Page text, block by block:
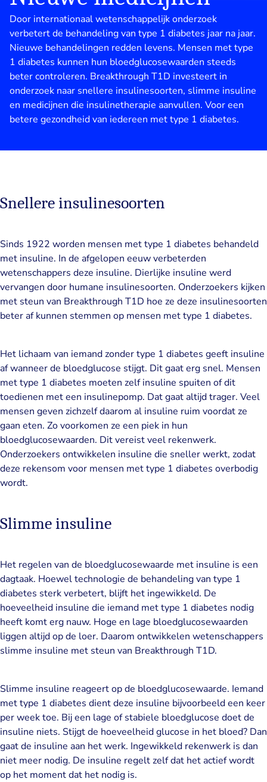
Door internationaal wetenschappelijk onderzoek
verbetert de behandeling van type 1 diabetes jaar na jaar.
Nieuwe behandelingen redden levens. Mensen met type
1 diabetes kunnen hun bloedglucosewaarden steeds
beter controleren. Breakthrough T1D investeert in
onderzoek naar snellere insulinesoorten, slimme insuline
en medicijnen die insulinetherapie aanvullen. Voor een
betere gezondheid van iedereen met type 1 diabetes.
Snellere insulinesoorten
Sinds 1922 worden mensen met type 1 diabetes behandeld
met insuline. In de afgelopen eeuw verbeterden
wetenschappers deze insuline. Dierlijke insuline werd
vervangen door humane insulinesoorten. Onderzoekers kijken
met steun van Breakthrough T1D hoe ze deze insulinesoorten
beter af kunnen stemmen op mensen met type 1 diabetes.
Het lichaam van iemand zonder type 1 diabetes geeft insuline
af wanneer de bloedglucose stijgt. Dit gaat erg snel. Mensen
met type 1 diabetes moeten zelf insuline spuiten of dit
toedienen met een insulinepomp. Dat gaat altijd trager. Veel
mensen geven zichzelf daarom al insuline ruim voordat ze
gaan eten. Zo voorkomen ze een piek in hun
bloedglucosewaarden. Dit vereist veel rekenwerk.
Onderzoekers ontwikkelen insuline die sneller werkt, zodat
deze rekensom voor mensen met type 1 diabetes overbodig
wordt.
Slimme insuline
Het regelen van de bloedglucosewaarde met insuline is een
dagtaak. Hoewel technologie de behandeling van type 1
diabetes sterk verbetert, blijft het ingewikkeld. De
hoeveelheid insuline die iemand met type 1 diabetes nodig
heeft komt erg nauw. Hoge en lage bloedglucosewaarden
liggen altijd op de loer. Daarom ontwikkelen wetenschappers
slimme insuline met steun van Breakthrough T1D.
Slimme insuline reageert op de bloedglucosewaarde. Iemand
met type 1 diabetes dient deze insuline bijvoorbeeld een keer
per week toe. Bij een lage of stabiele bloedglucose doet de
insuline niets. Stijgt de hoeveelheid glucose in het bloed? Dan
gaat de insuline aan het werk. Ingewikkeld rekenwerk is dan
niet meer nodig. De insuline regelt zelf dat het actief wordt
op het moment dat het nodig is.